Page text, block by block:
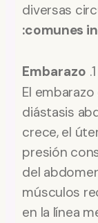
diversas
comunes
1.
Embarazo
El
diástasis
crece, el
presión
del
músculos
en la línea